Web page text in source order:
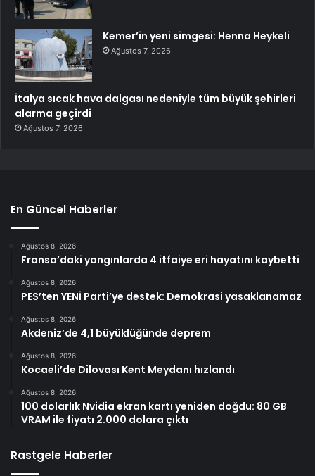
Kemer’in yeni simgesi: Henna Heykeli
Ağustos 7, 2026
İtalya sıcak hava dalgası nedeniyle tüm büyük şehirleri
alarma geçirdi
Ağustos 7, 2026
En Güncel Haberler
Ağustos 8, 2026
Fransa’daki yangınlarda 4 itfaiye eri hayatını kaybetti
Ağustos 8, 2026
PES’ten YENİ Parti’ye destek: Demokrasi yasaklanamaz
Ağustos 8, 2026
Akdeniz’de 4,1 büyüklüğünde deprem
Ağustos 8, 2026
Kocaeli’de Dilovası Kent Meydanı hızlandı
Ağustos 8, 2026
100 dolarlık Nvidia ekran kartı yeniden doğdu: 80 GB
VRAM ile fiyatı 2.000 dolara çıktı
Rastgele Haberler